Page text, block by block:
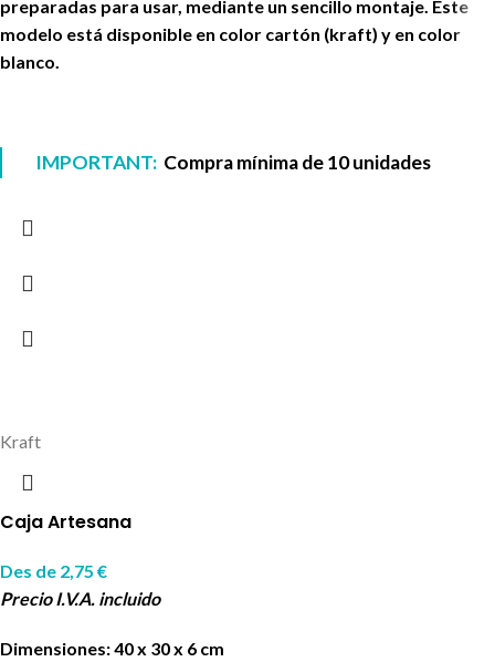
preparadas para usar, mediante un sencillo montaje. Este
modelo está disponible en color cartón (kraft) y en color
blanco.
IMPORTANT: Compra mínima de 10 unidades
Kraft
Caja Artesana
Des de 2,75 €
Precio I.V.A. incluido
Dimensiones: 40 x 30 x 6 cm